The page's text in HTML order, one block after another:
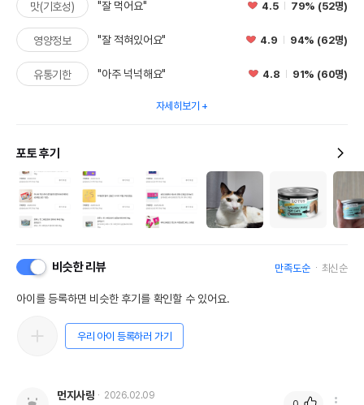
맛(기호성) "잘 먹어요" 4.5 79% (52명)
영양정보 "잘 적혀있어요" 4.9 94% (62명)
유통기한 "아주 넉넉해요" 4.8 91% (60명)
자세히보기
포토 후기
비슷한 리뷰 만족도순 최신순
아이를 등록하면 비슷한 후기를 확인할 수 있어요.
우리 아이 등록하러 가기
먼지사랑 2026.02.09